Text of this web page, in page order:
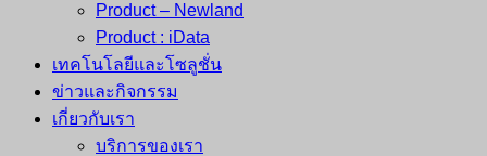
Product – Newland
Product : iData
เทคโนโลยีและโซลูชั่น
ข่าวและกิจกรรม
เกี่ยวกับเรา
บริการของเรา